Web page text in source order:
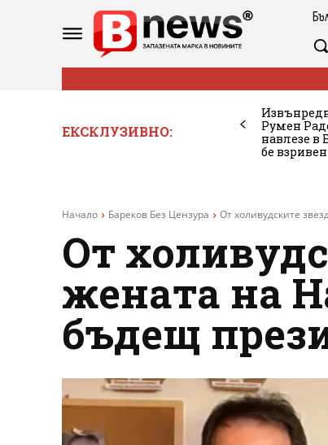
ЕКСКЛУЗИВНО:
Румен
навлезе
бе
Начало Бареков Без Цензура От холивудските
От
жената на
бъдещ